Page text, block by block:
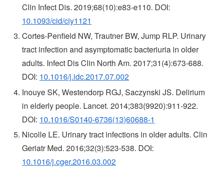
Clin Infect Dis. 2019;68(10):e83-e110. DOI:
10.1093/cid/ciy1121
Cortes-Penfield NW, Trautner BW, Jump RLP. Urinary
tract infection and asymptomatic bacteriuria in older
adults. Infect Dis Clin North Am. 2017;31(4):673-688.
DOI: 10.1016/j.idc.2017.07.002
Inouye SK, Westendorp RGJ, Saczynski JS. Delirium
in elderly people. Lancet. 2014;383(9920):911-922.
DOI: 10.1016/S0140-6736(13)60688-1
Nicolle LE. Urinary tract infections in older adults. Clin
Geriatr Med. 2016;32(3):523-538. DOI:
10.1016/j.cger.2016.03.002